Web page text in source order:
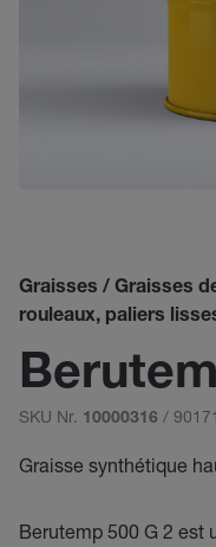
Graisses / Graisses
rouleaux, paliers
SKU Nr. 10000316 /
Graisse synthétique
Berutemp 500 G 2 est